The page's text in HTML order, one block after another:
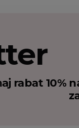
rabat 10%